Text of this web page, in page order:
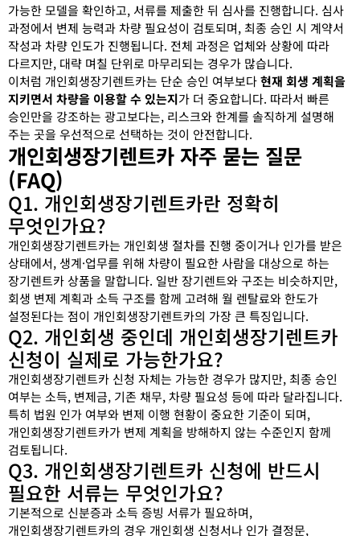
가능한 모델을 확인하고, 서류를 제출한 뒤 심사를 진행합니다. 심사
과정에서 변제 능력과 차량 필요성이 검토되며, 최종 승인 시 계약서
작성과 차량 인도가 진행됩니다. 전체 과정은 업체와 상황에 따라
다르지만, 대략 며칠 단위로 마무리되는 경우가 많습니다.
이처럼 개인회생장기렌트카는 단순 승인 여부보다현재 회생 계획을
지키면서 차량을 이용할 수 있는지가 더 중요합니다. 따라서 빠른
승인만을 강조하는 광고보다는, 리스크와 한계를 솔직하게 설명해
주는 곳을 우선적으로 선택하는 것이 안전합니다.
개인회생장기렌트카 자주 묻는 질문
(FAQ)
Q1. 개인회생장기렌트카란 정확히
무엇인가요?
개인회생장기렌트카는 개인회생 절차를 진행 중이거나 인가를 받은
상태에서, 생계·업무를 위해 차량이 필요한 사람을 대상으로 하는
장기렌트카 상품을 말합니다. 일반 장기렌트와 구조는 비슷하지만,
회생 변제 계획과 소득 구조를 함께 고려해 월 렌탈료와 한도가
설정된다는 점이 개인회생장기렌트카의 가장 큰 특징입니다.
Q2. 개인회생 중인데 개인회생장기렌트카
신청이 실제로 가능한가요?
개인회생장기렌트카 신청 자체는 가능한 경우가 많지만, 최종 승인
여부는 소득, 변제금, 기존 채무, 차량 필요성 등에 따라 달라집니다.
특히 법원 인가 여부와 변제 이행 현황이 중요한 기준이 되며,
개인회생장기렌트카가 변제 계획을 방해하지 않는 수준인지 함께
검토됩니다.
Q3. 개인회생장기렌트카 신청에 반드시
필요한 서류는 무엇인가요?
기본적으로 신분증과 소득 증빙 서류가 필요하며,
개인회생장기렌트카의 경우 개인회생 신청서나 인가 결정문,